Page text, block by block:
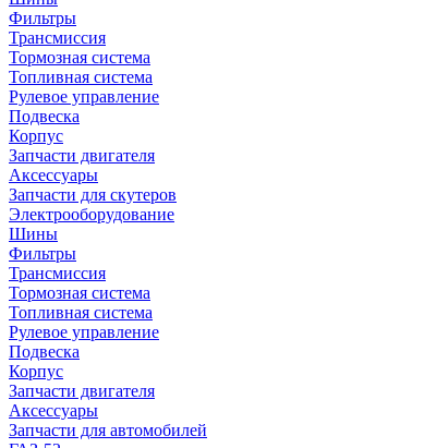
Фильтры
Трансмиссия
Тормозная система
Топливная система
Рулевое управление
Подвеска
Корпус
Запчасти двигателя
Аксессуары
Запчасти для скутеров
Электрооборудование
Шины
Фильтры
Трансмиссия
Тормозная система
Топливная система
Рулевое управление
Подвеска
Корпус
Запчасти двигателя
Аксессуары
Запчасти для автомобилей